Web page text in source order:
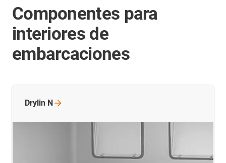
Componentes para
interiores de
embarcaciones
Drylin N